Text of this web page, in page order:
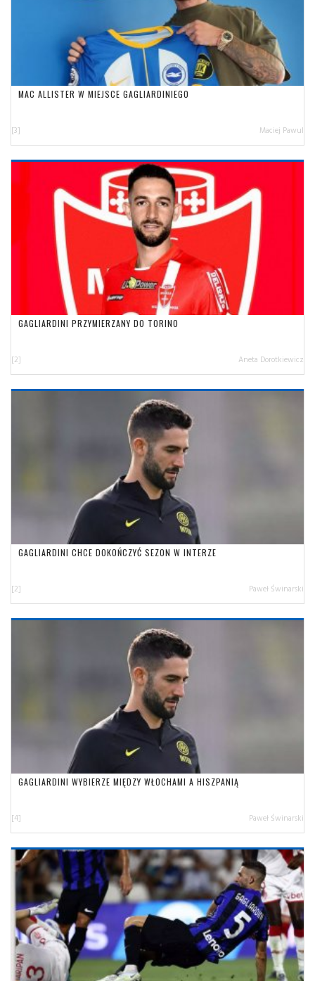
MAC ALLISTER W MIEJSCE GAGLIARDINIEGO
[3] Maciej Pawul
GAGLIARDINI PRZYMIERZANY DO TORINO
[2] Aneta Dorotkiewicz
GAGLIARDINI CHCE DOKOŃCZYĆ SEZON W INTERZE
[2] Paweł Świnarski
GAGLIARDINI WYBIERZE MIĘDZY WŁOCHAMI A HISZPANIĄ
[4] Paweł Świnarski